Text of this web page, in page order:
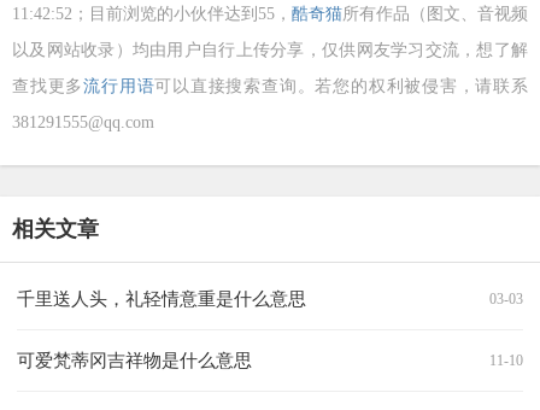
11:42:52；目前浏览的小伙伴达到 55， 酷奇猫 所有作品（图文、音视频
以及网站收录）均由用户自行上传分享，仅供网友学习交流，想了解
查找更多流行用语可以直接搜索查询。若您的权利被侵害，请联系
381291555@qq.com
相关文章
03-03
千里送人头，礼轻情意重是什么意思
11-10
可爱梵蒂冈吉祥物是什么意思